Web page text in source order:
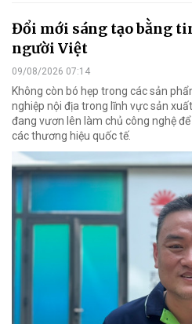
Đổi mới sáng tạo bằng
người Việt
09/08/2026 07:14
Không còn bó hẹp trong các sản
nghiệp nội địa trong lĩnh vực sản
đang vươn lên làm chủ công nghệ
các thương hiệu quốc tế.